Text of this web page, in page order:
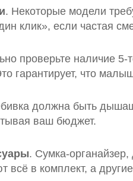
. Некоторые модели
клик», если частая
проверьте наличие
гарантирует, что
должна быть
ваш бюджет.
.
в комплект, а